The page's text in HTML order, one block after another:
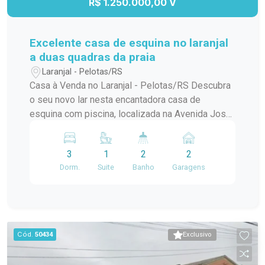
R$ 1.250.000,00 V
Excelente casa de esquina no laranjal
a duas quadras da praia
Laranjal - Pelotas/RS
Casa à Venda no Laranjal - Pelotas/RS Descubra
o seu novo lar nesta encantadora casa de
esquina com piscina, localizada na Avenida José
da praia. Com 240 m² de área construída, este
sobrado é ideal para quem busca conforto e
praticidade. No térreo, você encontrará uma
confraternização. O ambiente ainda conta com
uma aconchegante lareira e um jardim de inverno
que traz luz natural e frescor ao espaço. Além
3
Dorm.
1
Suite
2
Banho
2
Garagens
Exclusivo
Cód. 50434